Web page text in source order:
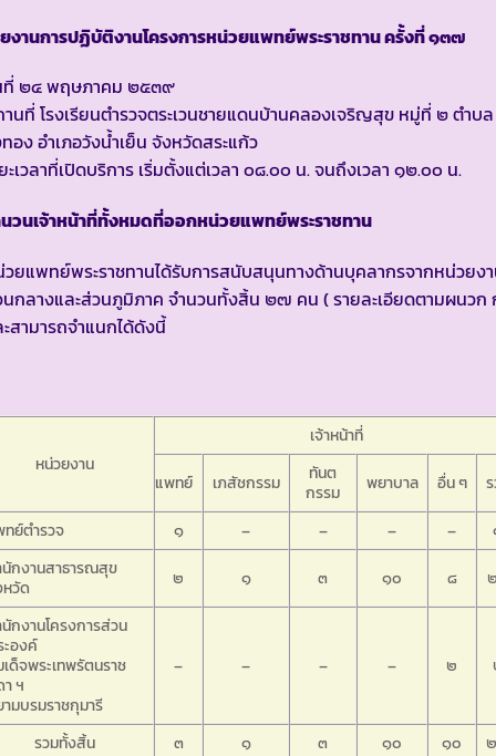
งานการปฏิบัติงานโครงการหน่วยแพทย์พระราชทาน ครั้งที่ ๑๓๗
ที่ ๒๔ พฤษภาคม ๒๕๓๙
นที่ โรงเรียนตำรวจตระเวนชายแดนบ้านคลองเจริญสุข หมู่ที่ ๒ ตำบล
อง อำเภอวังน้ำเย็น จังหวัดสระแก้ว
ะเวลาที่เปิดบริการ เริ่มตั้งแต่เวลา ๐๘.๐๐ น. จนถึงเวลา ๑๒.๐๐ น.
วนเจ้าหน้าที่ทั้งหมดที่ออกหน่วยแพทย์พระราชทาน
ยแพทย์พระราชทานได้รับการสนับสนุนทางด้านบุคลากรจากหน่วยง
กลางและส่วนภูมิภาค จำนวนทั้งสิ้น ๒๗ คน ( รายละเอียดตามผนวก
สามารถจำแนกได้ดังนี้
หน่วยงาน
เจ้าหน้าที่
แพทย์
เภสัชกรรม
ทันต
กรรม
พยาบาล อื่น ๆ
ย์ตำรวจ
๑ – – – –
กงานสาธารณสุข
วัด
๒ ๑ ๓ ๑๐ ๘
กงานโครงการส่วน
องค์
ด็จพระเทพรัตนราช
ฯ
มบรมราชกุมารี
– – – – ๒
รวมทั้งสิ้น ๓ ๑ ๓ ๑๐ ๑๐